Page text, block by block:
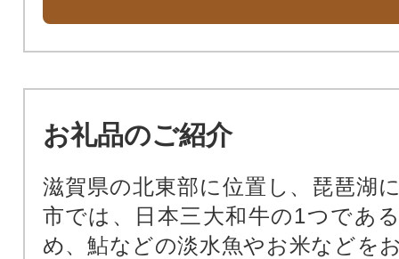
お礼品のご紹介
滋賀県の北東部に位置し、琵琶湖
市では、日本三大和牛の1つであ
め、鮎などの淡水魚やお米などを